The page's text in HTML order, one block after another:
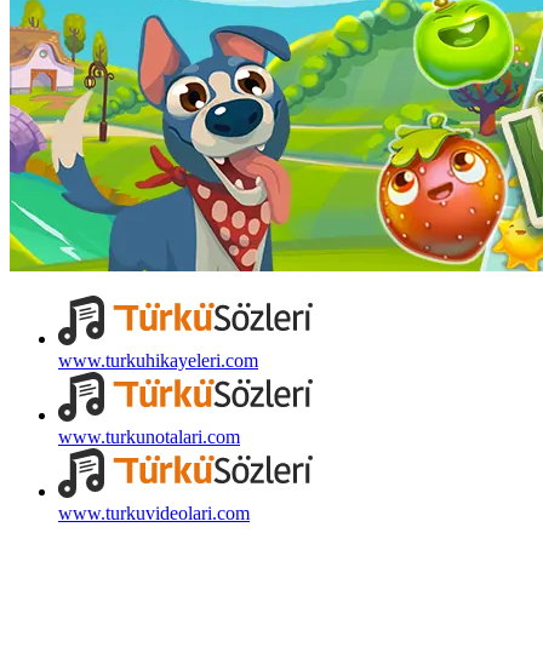
www.turkuhikayeleri.com
www.turkunotalari.com
www.turkuvideolari.com